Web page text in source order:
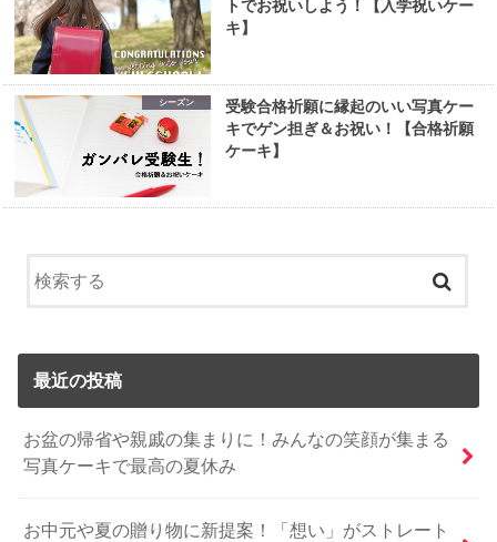
トでお祝いしよう！【入学祝いケー
キ】
シーズン
受験合格祈願に縁起のいい写真ケー
キでゲン担ぎ＆お祝い！【合格祈願
ケーキ】
最近の投稿
お盆の帰省や親戚の集まりに！みんなの笑顔が集まる
写真ケーキで最高の夏休み
お中元や夏の贈り物に新提案！「想い」がストレート